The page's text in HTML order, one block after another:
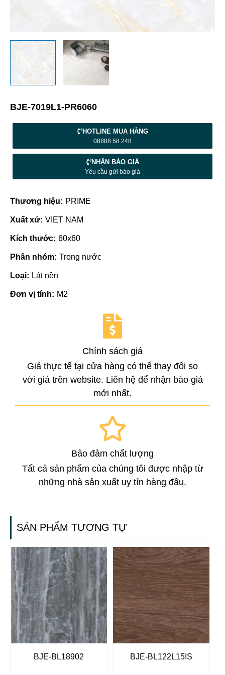
BJE-7019L1-PR6060
HOTLINE MUA HÀNG
08888 58 248
NHẬN BÁO GIÁ
Yêu cầu gửi báo giá
Thương hiệu: PRIME
Xuất xứ: VIET NAM
Kích thước: 60x60
Phân nhóm: Trong nước
Loại: Lát nền
Đơn vị tính: M2
Chính sách giá
Giá thực tế tại cửa hàng có thể thay đổi so
với giá trên website. Liên hệ để nhận báo giá
mới nhất.
Bảo đảm chất lượng
Tất cả sản phẩm của chúng tôi được nhập từ
những nhà sản xuất uy tín hàng đầu.
SẢN PHẨM TƯƠNG TỰ
BJE-BL18902 BJE-BL122L15IS